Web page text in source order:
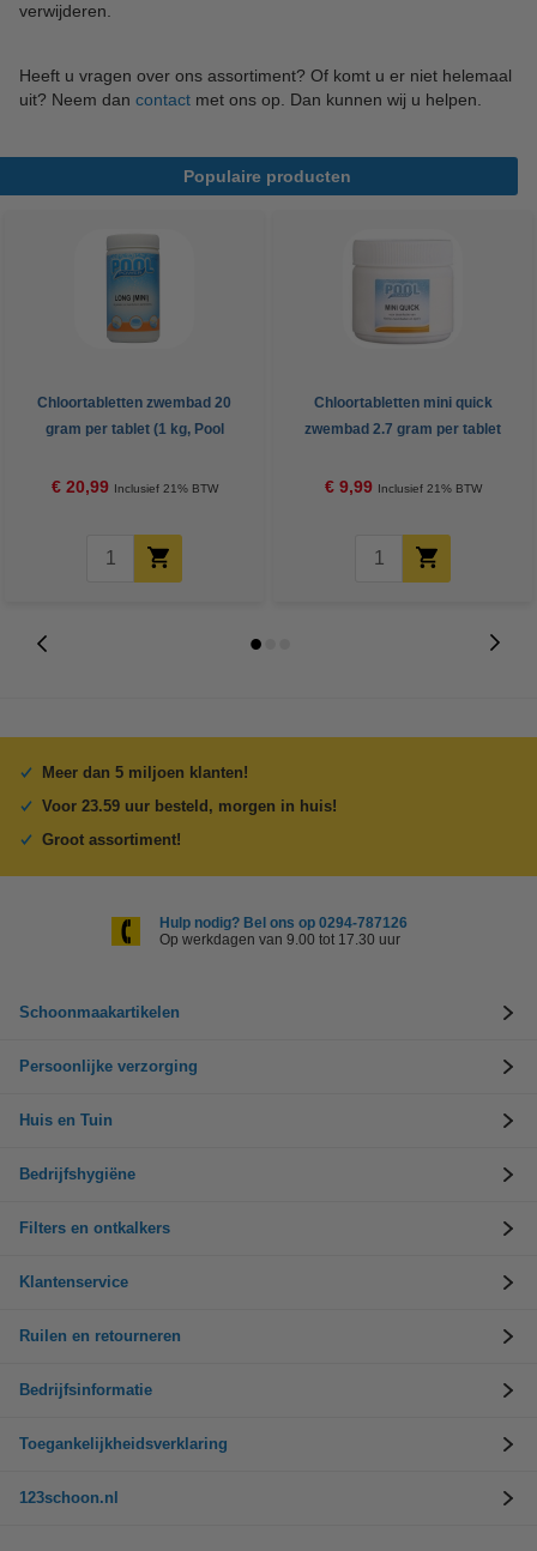
verwijderen.
Heeft u vragen over ons assortiment? Of komt u er niet helemaal
uit? Neem dan contact met ons op. Dan kunnen wij u helpen.
Populaire producten
Chloortabletten zwembad 20
gram per tablet (1 kg, Pool
€ 20,99 Inclusief 21% BTW
Chloortabletten mini quick
zwembad 2.7 gram per tablet
€ 9,99 Inclusief 21% BTW
Meer dan 5 miljoen klanten!
Voor 23.59 uur besteld, morgen in huis!
Groot assortiment!
Hulp nodig? Bel ons op 0294-787126
Op werkdagen van 9.00 tot 17.30 uur
Schoonmaakartikelen
Persoonlijke verzorging
Huis en Tuin
Bedrijfshygiëne
Filters en ontkalkers
Klantenservice
Ruilen en retourneren
Bedrijfsinformatie
Toegankelijkheidsverklaring
123schoon.nl